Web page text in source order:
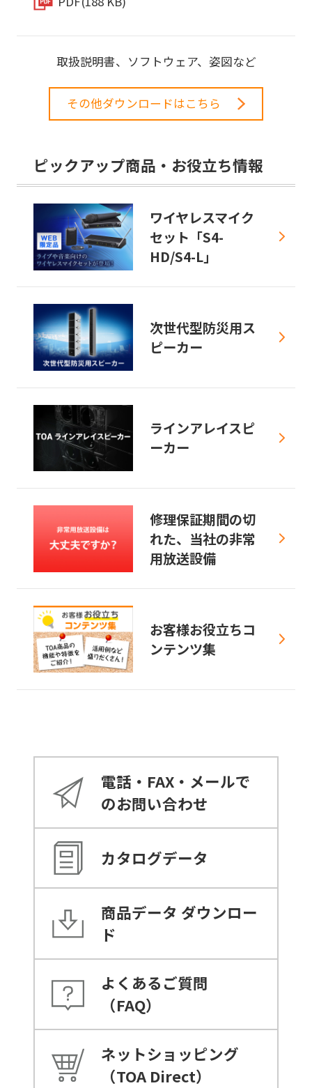
取扱説明書、ソフトウェア、姿図など
その他ダウンロードはこちら
ピックアップ商品・お役立ち情報
ワイヤレスマイク
セット「S4-
HD/S4-L」
次世代型防災用ス
ピーカー
ラインアレイスピ
ーカー
修理保証期間の切
れた、当社の非常
用放送設備
お客様お役立ちコ
ンテンツ集
電話・FAX・メールで
のお問い合わせ
カタログデータ
商品データ ダウンロー
ド
よくあるご質問
（FAQ）
ネットショッピング
（TOA Direct）